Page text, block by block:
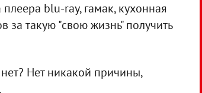
blu-ray, гамак, кухонная
за такую "свою жизнь" получить
Нет никакой причины,